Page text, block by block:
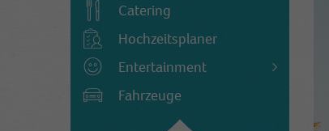
Catering
Hochzeitsplaner
Entertainment
Fahrzeuge